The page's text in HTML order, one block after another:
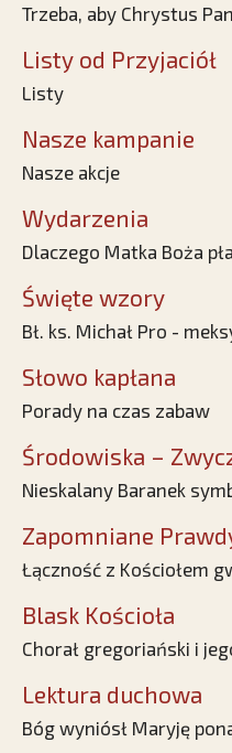
Trzeba, aby Chrystus
Listy od Przyjaciół
Listy
Nasze kampanie
Nasze akcje
Wydarzenia
Dlaczego Matka Boża
Święte wzory
Bł. ks. Michał Pro -
Słowo kapłana
Porady na czas zabaw
Środowiska –
Nieskalany Baranek
Zapomniane
Łączność z Kościołem
Blask Kościoła
Chorał gregoriański i
Lektura duchowa
Bóg wyniósł Maryję